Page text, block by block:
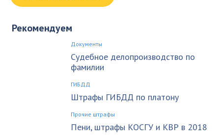
Рекомендуем
Документы
Судебное делопроизводство по
фамилии
ГИБДД
Штрафы ГИБДД по платону
Прочие штрафы
Пени, штрафы КОСГУ и КВР в 2018